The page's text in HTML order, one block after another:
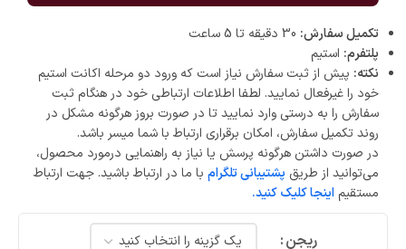
تکمیل سفارش:
پلتفرم: استیم
نکته: پیش از ثبت سفارش نیاز است که ورود دو مرحله اکانت استیم
خود را غیرفعال نمایید. لطفا اطلاعات ارتباطی خود در هنگام ثبت
سفارش را به درستی وارد نمایید تا در صورت بروز هرگونه مشکل در
روند تکمیل سفارش، امکان برقراری ارتباط با شما میسر باشد.
در صورت داشتن هرگونه پرسش یا نیاز به راهنمایی درمورد محصول،
می‌توانید از طریق پشتیبانی تلگرام با ما در ارتباط باشید. جهت ارتباط
مستقیم اینجا کلیک کنید.
ریجن